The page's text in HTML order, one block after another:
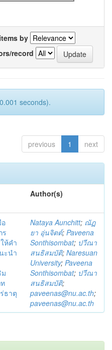
by
record
seconds).
previous 1 next
Author(s)
ร
ห้คำ
ะนำ
ธาตุ
Nataya Aunchitt; ณัฏ
ยา อุ่นจิตต์; Paveena
Sonthisombat; ปวีณา
สนธิสมบัติ; Naresuan
University; Paveena
Sonthisombat; ปวีณา
สนธิสมบัติ;
paveenas@nu.ac.th;
paveenas@nu.ac.th